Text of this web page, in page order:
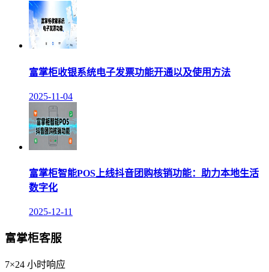
富掌柜收银系统电子发票功能开通以及使用方法
2025-11-04
富掌柜智能POS上线抖音团购核销功能：助力本地生活
数字化
2025-12-11
富掌柜客服
7×24 小时响应